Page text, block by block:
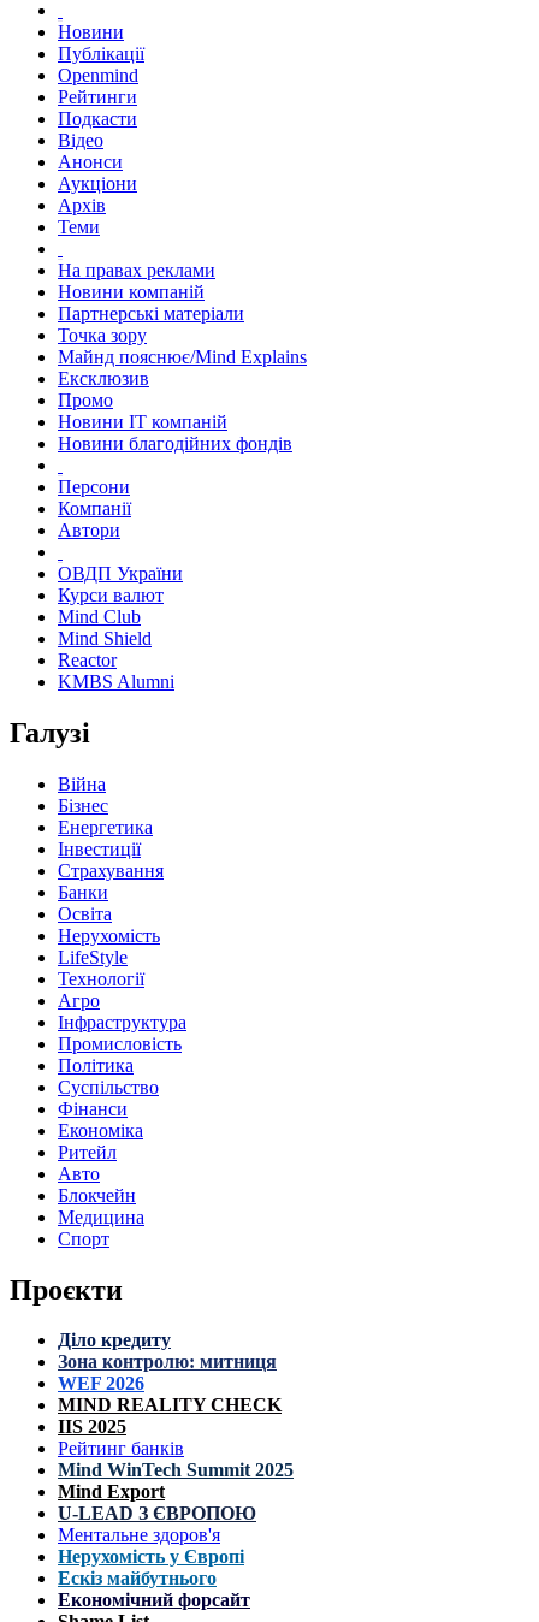
Новини
Публікації
Openmind
Рейтинги
Подкасти
Відео
Анонси
Аукціони
Архів
Теми
На правах реклами
Новини компаній
Партнерські матеріали
Точка зору
Майнд пояснює/Mind Explains
Ексклюзив
Промо
Новини IT компаній
Новини благодійних фондів
Персони
Компанії
Автори
ОВДП України
Курси валют
Mind Club
Mind Shield
Reactor
KMBS Alumni
Галузі
Війна
Бізнес
Енергетика
Інвестиції
Страхування
Банки
Освіта
Нерухомість
LifeStyle
Технології
Агро
Інфраструктура
Промисловість
Політика
Суспільство
Фінанси
Економіка
Ритейл
Авто
Блокчейн
Медицина
Спорт
Проєкти
Діло кредиту
Зона контролю: митниця
WEF 2026
MIND REALITY CHECK
IIS 2025
Рейтинг банків
Mind WinTech Summit 2025
Mind Export
U-LEAD З ЄВРОПОЮ
Ментальне здоров'я
Нерухомість у Європі
Ескіз майбутнього
Економічний форсайт